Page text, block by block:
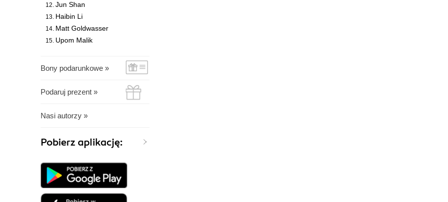
Jun Shan
Haibin Li
Matt Goldwasser
Upom Malik
Bony podarunkowe »
Podaruj prezent »
Nasi autorzy »
Pobierz aplikację: